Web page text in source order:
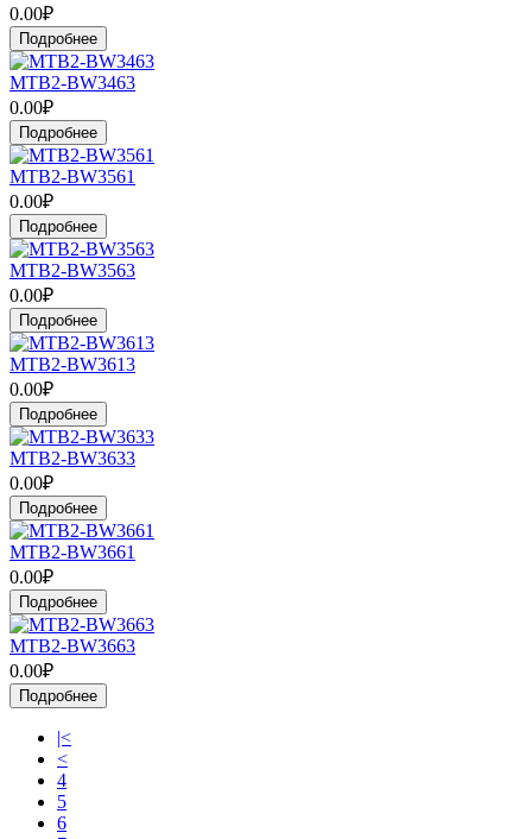
0.00₽
Подробнее
MTB2-BW3463
0.00₽
Подробнее
MTB2-BW3561
0.00₽
Подробнее
MTB2-BW3563
0.00₽
Подробнее
MTB2-BW3613
0.00₽
Подробнее
MTB2-BW3633
0.00₽
Подробнее
MTB2-BW3661
0.00₽
Подробнее
MTB2-BW3663
0.00₽
Подробнее
|<
<
4
5
6